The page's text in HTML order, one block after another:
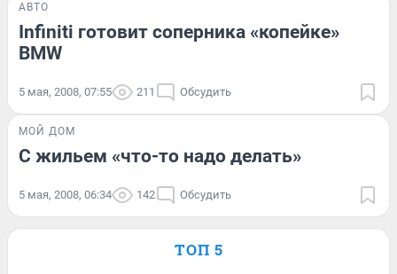
АВТО
Infiniti готовит соперника «копейке»
BMW
5 мая, 2008, 07:55 211 Обсудить
МОЙ ДОМ
С жильем «что-то надо делать»
5 мая, 2008, 06:34 142 Обсудить
ТОП 5